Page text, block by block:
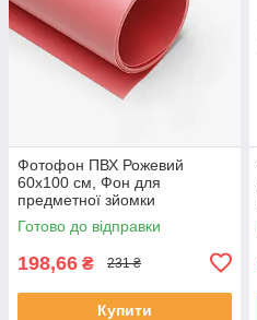
Фотофон ПВХ Рожевий
60х100 см, Фон для
предметної зйомки
Готово до відправки
198,66 ₴ 231 ₴
Купити